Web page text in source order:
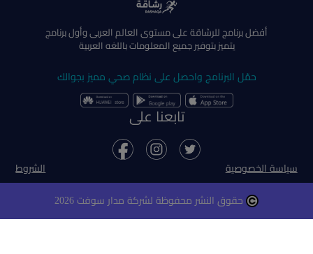
أفضل برنامج للرشاقة على مستوى العالم العربى وأول برنامج
يتميز بتوفير جميع المعلومات باللغه العربية
حمّل البرنامج واحصل على نظام صحي مميز بجوالك
تابعنا على
سياسة الخصوصية الشروط
حقوق النشر محفوظة لشركة مدار سوفت 2026